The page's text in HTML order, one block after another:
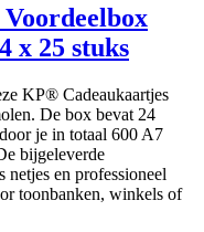
(74 x 105 mm),
bloemen, chocolaatjes
kunnen handig
aankopen of
geschenk toevoegen.
x 25 stuks
KP® Cadeaukaartjes
De box bevat 24
je in totaal 600 A7
bijgeleverde
netjes en professioneel
toonbanken, winkels of